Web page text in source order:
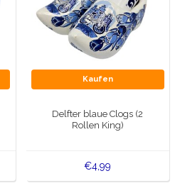
Kaufen
Delfter blaue Clogs (2
Rollen King)
€4,99